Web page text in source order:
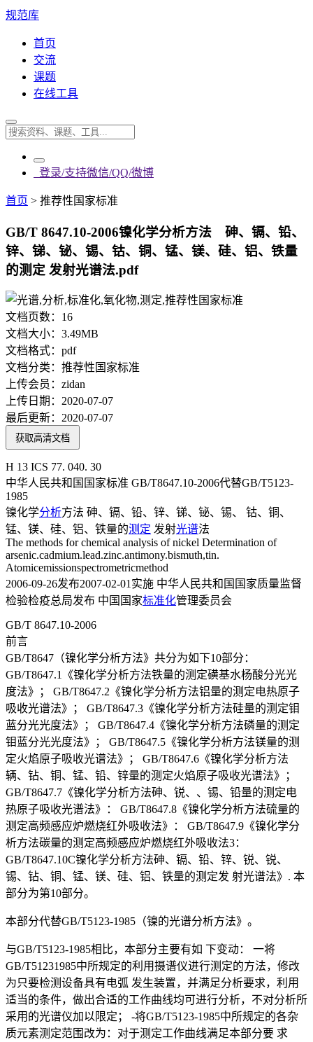
规范库
首页
交流
课题
在线工具
登录/支持微信/QQ/微博
首页 > 推荐性国家标准
GB/T 8647.10-2006镍化学分析方法 砷、镉、铅、
锌、锑、铋、锡、钴、铜、锰、镁、硅、铝、铁量
的测定 发射光谱法.pdf
文档页数： 16
文档大小： 3.49MB
文档格式： pdf
文档分类： 推荐性国家标准
上传会员： zidan
上传日期： 2020-07-07
最后更新： 2020-07-07
获取高清文档
H 13 ICS 77. 040. 30
中华人民共和国国家标准 GB/T8647.10-2006代替GB/T5123-
1985
镍化学分析方法 砷、镉、铅、锌、锑、铋、锡、 钴、铜、
锰、镁、硅、铝、铁量的测定 发射光谱法
The methods for chemical analysis of nickel Determination of
arsenic.cadmium.lead.zinc.antimony.bismuth,tin.
Atomicemissionspectrometricmethod
2006-09-26发布2007-02-01实施 中华人民共和国国家质量监督
检验检疫总局发布 中国国家标准化管理委员会
GB/T 8647.10-2006
前言
GB/T8647（镍化学分析方法》共分为如下10部分：
GB/T8647.1《镍化学分析方法铁量的测定磺基水杨酸分光光
度法》； GB/T8647.2《镍化学分析方法铝量的测定电热原子
吸收光谱法》； GB/T8647.3《镍化学分析方法硅量的测定钼
蓝分光光度法》； GB/T8647.4《镍化学分析方法磷量的测定
钼蓝分光光度法》； GB/T8647.5《镍化学分析方法镁量的测
定火焰原子吸收光谱法》； GB/T8647.6《镍化学分析方法
辆、钻、铜、锰、铅、锌量的测定火焰原子吸收光谱法》；
GB/T8647.7《镍化学分析方法砷、锐、、锡、铅量的测定电
热原子吸收光谱法》： GB/T8647.8《镍化学分析方法硫量的
测定高频感应炉燃烧红外吸收法》： GB/T8647.9《镍化学分
析方法碳量的测定高频感应炉燃烧红外吸收法3：
GB/T8647.10C镍化学分析方法砷、镉、铅、锌、锐、锐、
锡、钻、铜、锰、镁、硅、铝、铁量的测定发 射光谱法》. 本
部分为第10部分。
本部分代替GB/T5123-1985（镍的光谱分析方法》。
与GB/T5123-1985相比，本部分主要有如 下变动： 一将
GB/T51231985中所规定的利用摄谱仪进行测定的方法，修改
为只要检测设备具有电弧 发生装置，并满足分析要求，利用
适当的条件，做出合适的工作曲线均可进行分析，不对分析所
采用的光谱仪加以限定； -将GB/T5123-1985中所规定的各杂
质元素测定范围改为：对于测定工作曲线满足本部分要 求